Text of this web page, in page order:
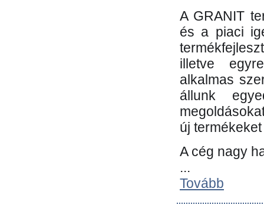
A GRANIT
és a piaci
illetve
alkalmas
állunk
új
A cég nagy
...
Tovább